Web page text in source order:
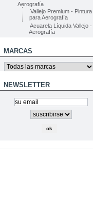
Aerografía
Vallejo Premium - Pintura
para Aerografía
Acuarela Líquida Vallejo -
Aerografía
MARCAS
NEWSLETTER